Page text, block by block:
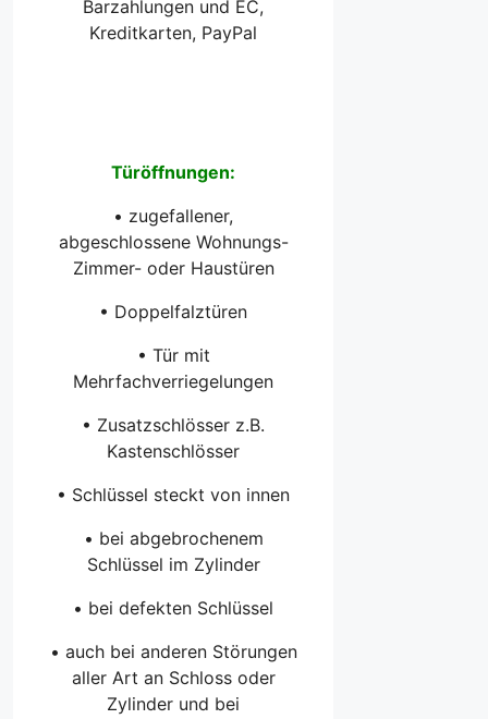
Barzahlungen und EC,
Kreditkarten, PayPal
Türöffnungen:
• zugefallener,
abgeschlossene Wohnungs-
Zimmer- oder Haustüren
• Doppelfalztüren
• Tür mit
Mehrfachverriegelungen
• Zusatzschlösser z.B.
Kastenschlösser
• Schlüssel steckt von innen
• bei abgebrochenem
Schlüssel im Zylinder
• bei defekten Schlüssel
• auch bei anderen Störungen
aller Art an Schloss oder
Zylinder und bei